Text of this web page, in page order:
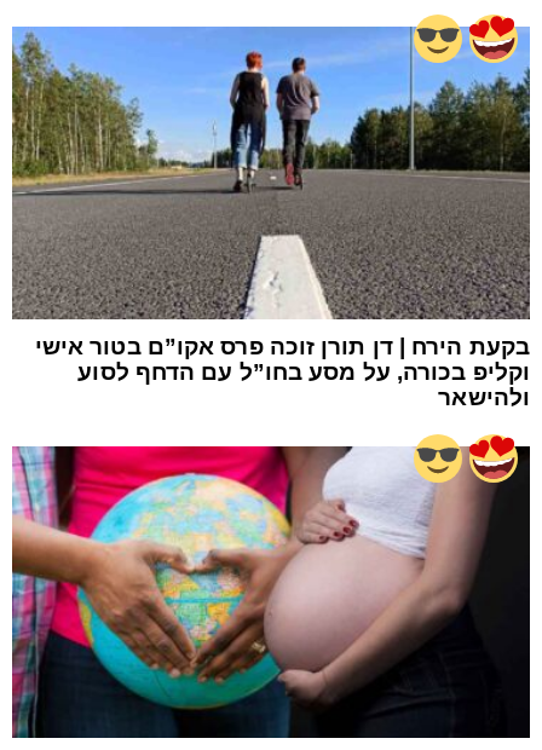
בקעת הירח | דן תורן זוכה פרס אקו”ם בטור אישי
וקליפ בכורה, על מסע בחו”ל עם הדחף לסוע
ולהישאר